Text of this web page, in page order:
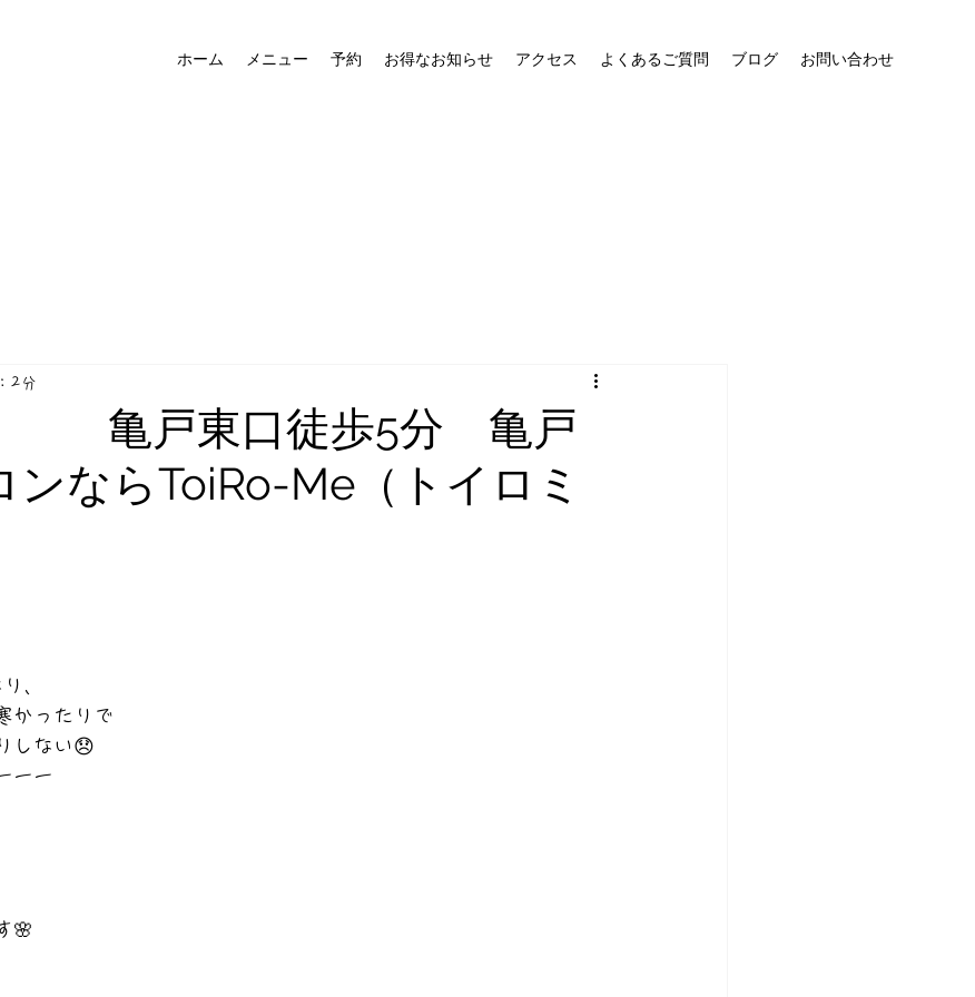
ホーム メニュー 予約 お得なお知らせ アクセス よくあるご質問 ブログ お問い合わせ
亀戸東口徒歩5分 亀戸
ンならToiRo-Me（トイロミ
2分
れています。
、
かったりで
しない😞
ーー
🌸